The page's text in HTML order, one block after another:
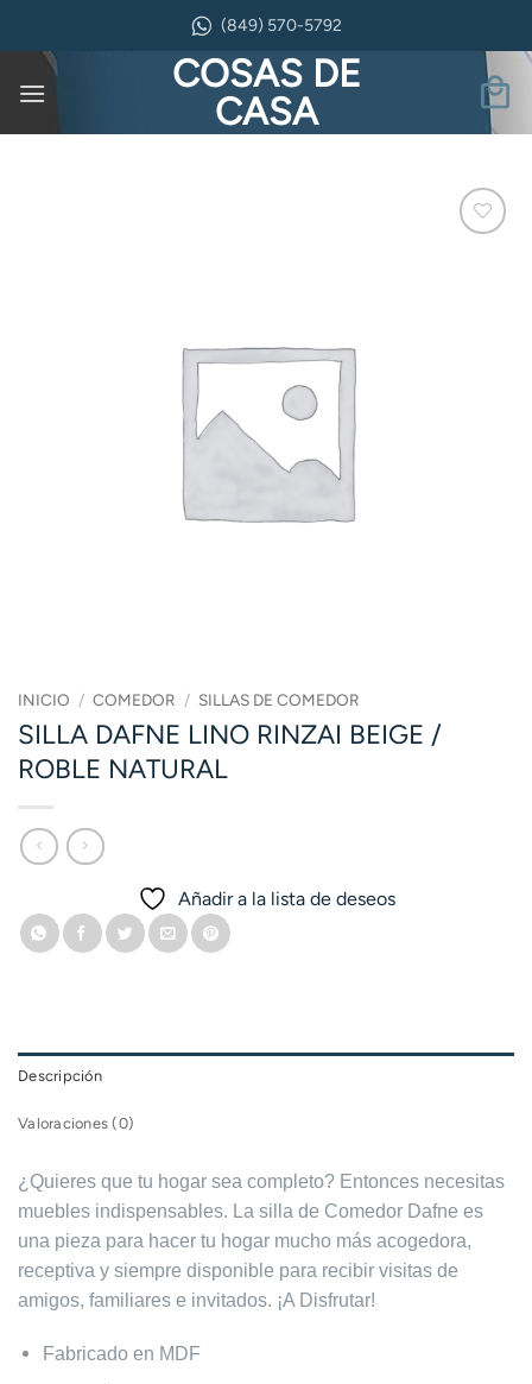
contenido
(849) 570-5792
COSAS DE
CASA
INICIO / COMEDOR / SILLAS DE COMEDOR
SILLA DAFNE LINO RINZAI BEIGE /
ROBLE NATURAL
Añadir a la lista de deseos
Descripción
Valoraciones (0)
¿Quieres que tu hogar sea completo? Entonces necesitas
muebles indispensables. La silla de Comedor Dafne es
una pieza para hacer tu hogar mucho más acogedora,
receptiva y siempre disponible para recibir visitas de
amigos, familiares e invitados. ¡A Disfrutar!
Fabricado en MDF